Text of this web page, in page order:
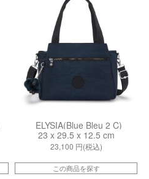
ELYSIA(Blue Bleu 2 C)
23 x 29.5 x 12.5 cm
23,100 円(税込)
この商品を探す